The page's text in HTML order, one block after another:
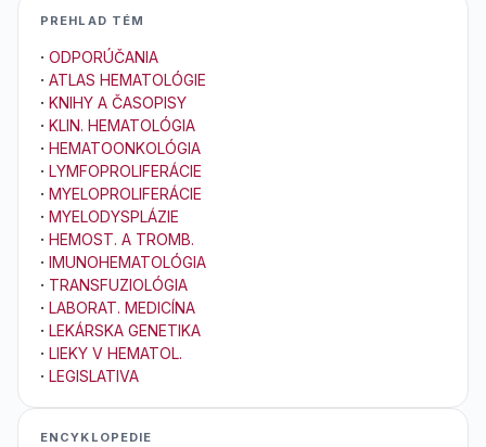
PREHLAD TÉM
· ODPORÚČANIA
· ATLAS HEMATOLÓGIE
· KNIHY A ČASOPISY
· KLIN. HEMATOLÓGIA
· HEMATOONKOLÓGIA
· LYMFOPROLIFERÁCIE
· MYELOPROLIFERÁCIE
· MYELODYSPLÁZIE
· HEMOST. A TROMB.
· IMUNOHEMATOLÓGIA
· TRANSFUZIOLÓGIA
· LABORAT. MEDICÍNA
· LEKÁRSKA GENETIKA
· LIEKY V HEMATOL.
· LEGISLATIVA
ENCYKLOPEDIE